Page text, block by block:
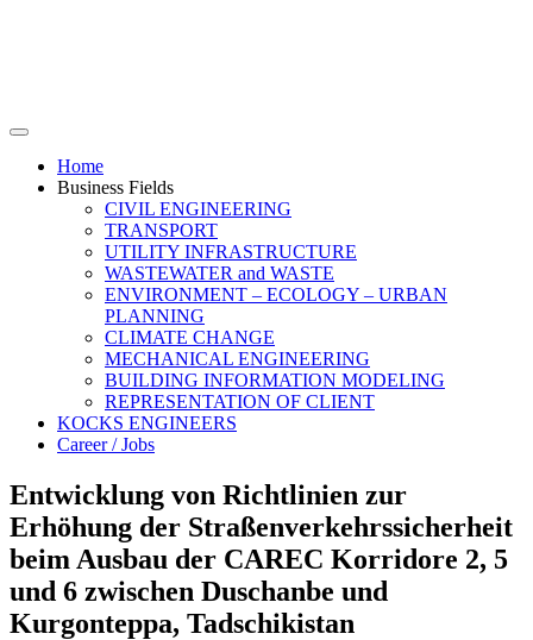
Home
Business Fields
CIVIL ENGINEERING
TRANSPORT
UTILITY INFRASTRUCTURE
WASTEWATER and WASTE
ENVIRONMENT – ECOLOGY – URBAN
PLANNING
CLIMATE CHANGE
MECHANICAL ENGINEERING
BUILDING INFORMATION MODELING
REPRESENTATION OF CLIENT
KOCKS ENGINEERS
Career / Jobs
Entwicklung von Richtlinien zur
Erhöhung der Straßenverkehrssicherheit
beim Ausbau der CAREC Korridore 2, 5
und 6 zwischen Duschanbe und
Kurgonteppa, Tadschikistan